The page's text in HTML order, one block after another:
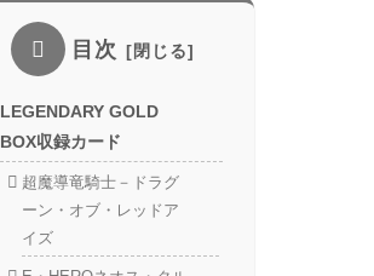
目次
LEGENDARY GOLD
BOX収録カード
超魔導竜騎士－ドラグ
ーン・オブ・レッドア
イズ